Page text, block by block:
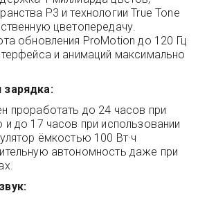
P3 и технологии True Tone
цветопередачу.
обновления ProMotion до 120 Гц
и анимаций максимально
зарядка:
проработать до 24 часов при
до 17 часов при использовании
ёмкостью 100 Вт·ч
автономность даже при